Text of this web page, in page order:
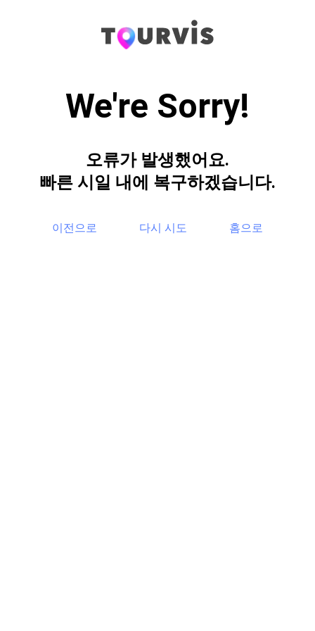
We're Sorry!
오류가 발생했어요.
빠른 시일 내에 복구하겠습니다.
이전으로 다시 시도 홈으로